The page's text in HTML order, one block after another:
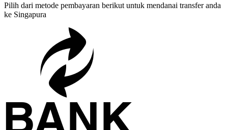
Pilih dari metode pembayaran berikut untuk mendanai transfer anda
ke Singapura